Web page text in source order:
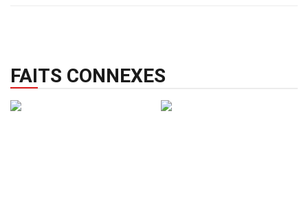
FAITS CONNEXES